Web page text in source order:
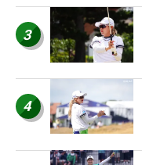
3
4